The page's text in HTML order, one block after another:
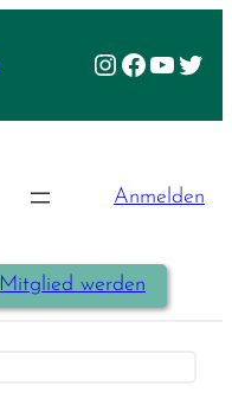
Instagram
Facebook
Anmelden
Mitglied werden